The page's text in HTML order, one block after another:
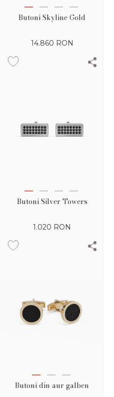
Butoni Skyline Gold
14.860 RON
Butoni Silver Towers
1.020 RON
Butoni din aur galben